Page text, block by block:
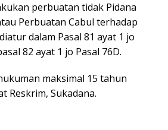
perbuatan tidak Pidana
Perbuatan Cabul terhadap
dalam Pasal 81 ayat 1 jo
82 ayat 1 jo Pasal 76D.
maksimal 15 tahun
Reskrim, Sukadana.